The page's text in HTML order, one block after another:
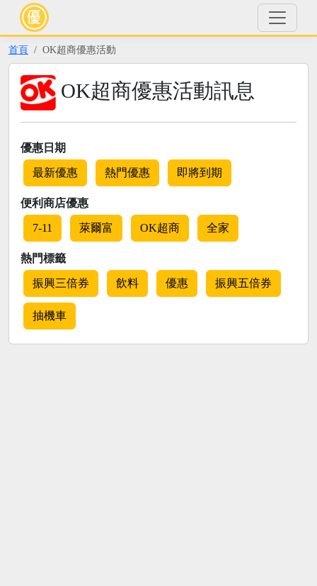
首頁 OK超商優惠活動
OK超商優惠活動訊息
優惠日期
最新優惠 熱門優惠 即將到期
便利商店優惠
7-11 萊爾富 OK超商 全家
熱門標籤
振興三倍券 飲料 優惠 振興五倍券
抽機車